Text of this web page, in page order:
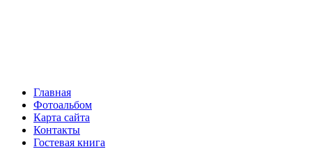
Главная
Фотоальбом
Карта сайта
Контакты
Гостевая книга